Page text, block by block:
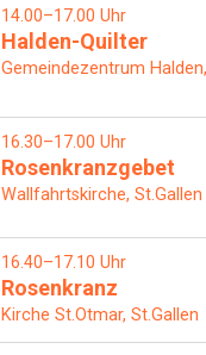
14.00–17.00 Uhr
Halden-Quilter
Gemeindezentrum
16.30–17.00 Uhr
Rosenkranzgebet
Wallfahrtskirche, St.Gallen
16.40–17.10 Uhr
Rosenkranz
Kirche St.Otmar, St.Gallen